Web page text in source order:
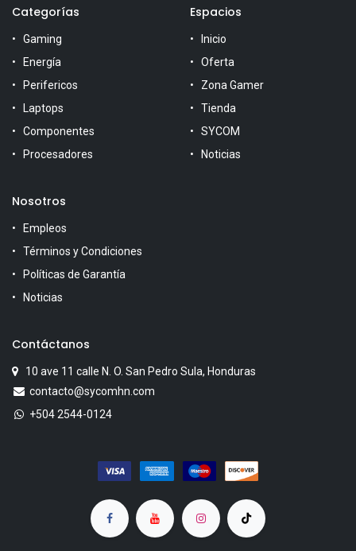
Categorías
Gaming
Energía
Perifericos
Laptops
Componentes
Procesadores
Espacios
Inicio
Oferta
Zona Gamer
Tienda
SYCOM
Noticias
Nosotros
Empleos
Términos y Condiciones
Políticas de Garantía
Noticias
Contáctanos
10 ave 11 calle N. O. San Pedro Sula, Honduras
contacto@sycomhn.com
+504 2544-0124